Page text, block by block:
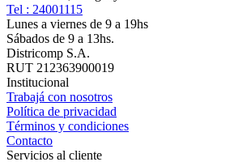
Tel : 24001115
Lunes a viernes de 9 a 19hs
Sábados de 9 a 13hs.
Districomp S.A.
RUT 212363900019
Institucional
Trabajá con nosotros
Política de privacidad
Términos y condiciones
Contacto
Servicios al cliente